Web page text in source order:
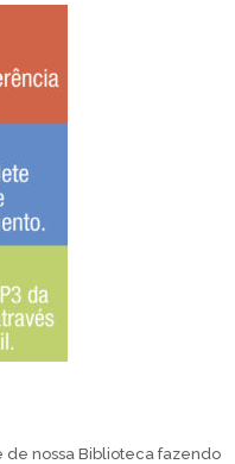
nossa Biblioteca fazendo